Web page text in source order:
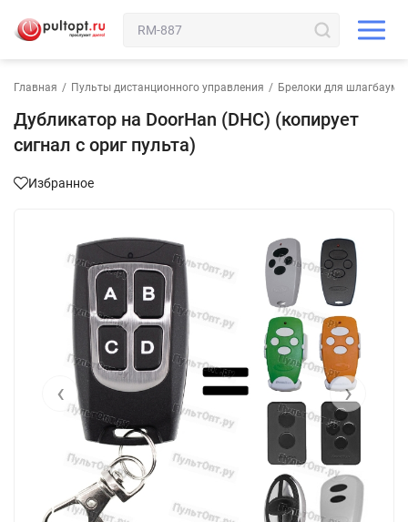
Главная / Пульты дистанционного управления / Брелоки для шлагбаума
Дубликатор на DoorHan (DHC) (копирует
сигнал с ориг пульта)
Избранное
‹ ›